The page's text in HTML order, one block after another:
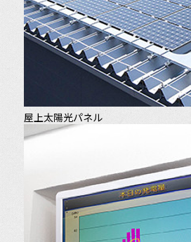
屋上太陽光パネル